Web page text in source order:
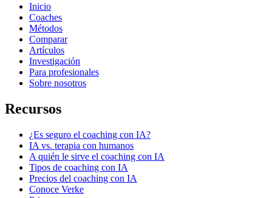
Inicio
Coaches
Métodos
Comparar
Artículos
Investigación
Para profesionales
Sobre nosotros
Recursos
¿Es seguro el coaching con IA?
IA vs. terapia con humanos
A quién le sirve el coaching con IA
Tipos de coaching con IA
Precios del coaching con IA
Conoce Verke